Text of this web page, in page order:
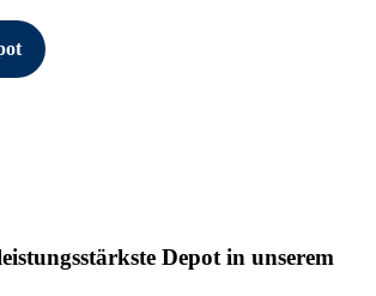
Depot in unserem